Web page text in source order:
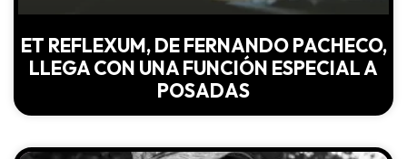
ET REFLEXUM, DE FERNANDO PACHECO,
LLEGA CON UNA FUNCIÓN ESPECIAL A
POSADAS